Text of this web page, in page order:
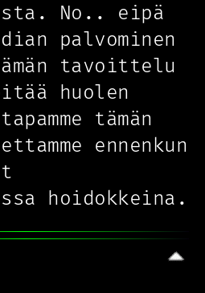
No.. eipä
palvominen
tavoittelu
huolen
tämän
ennenkun
hoidokkeina.